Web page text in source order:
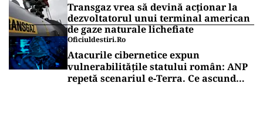
Transgaz vrea să devină acționar la
dezvoltatorul unui terminal american
de gaze naturale lichefiate
Oficiuldestiri.ro
Atacurile cibernetice expun
vulnerabilitățile statului român: ANP
repetă scenariul e‑Terra. Ce ascund